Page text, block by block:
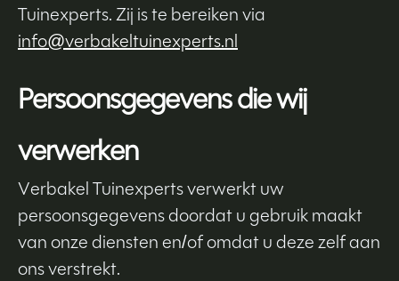
Tuinexperts. Zij is te bereiken via
info@verbakeltuinexperts.nl
Persoonsgegevens die wij
verwerken
Verbakel Tuinexperts verwerkt uw
persoonsgegevens doordat u gebruik maakt
van onze diensten en/of omdat u deze zelf aan
ons verstrekt.